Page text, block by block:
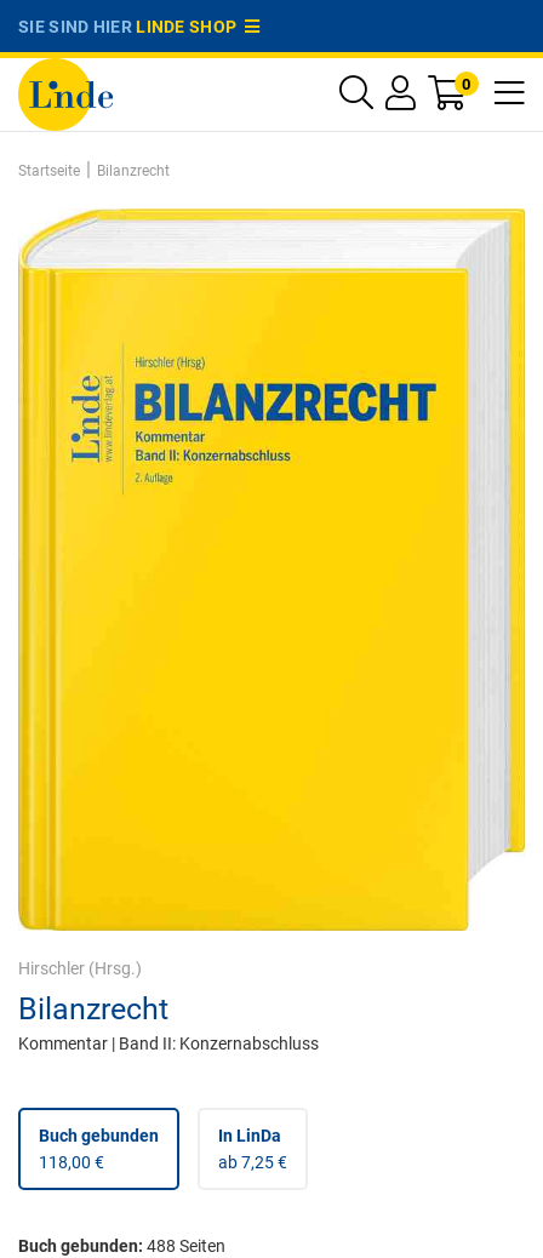
SIE SIND HIERLINDE SHOP
0
Startseite | Bilanzrecht
Hirschler (Hrsg.)
Bilanzrecht
Kommentar | Band II: Konzernabschluss
Buch gebunden
118,00 €
In LinDa
ab 7,25 €
Buch gebunden: 488 Seiten